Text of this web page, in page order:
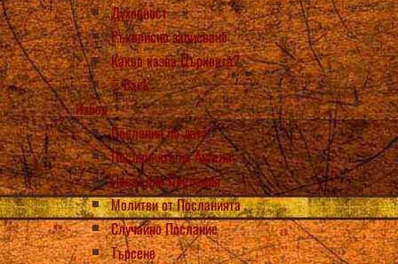
Духовност
Ръкописно записване
Какво казва Църквата?
Back
Избор
Послания по дата
Посланията на Ангела
Последни Послания
Молитви от Посланията
Случайно Послание
Търсене